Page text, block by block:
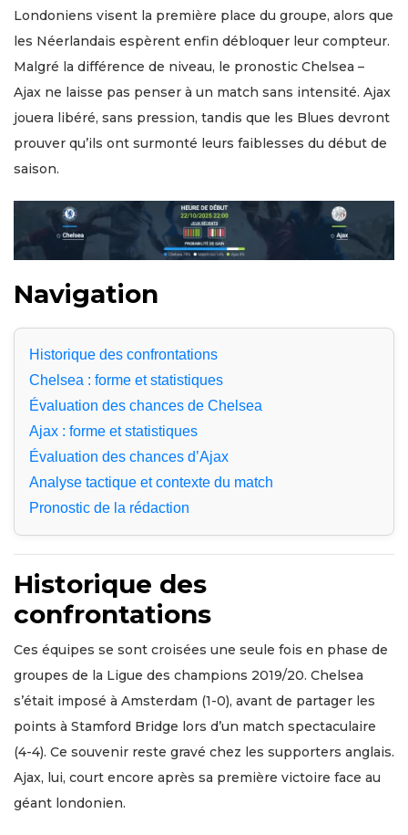
Londoniens visent la première place du groupe, alors que
les Néerlandais espèrent enfin débloquer leur compteur.
Malgré la différence de niveau, le pronostic Chelsea –
Ajax ne laisse pas penser à un match sans intensité. Ajax
jouera libéré, sans pression, tandis que les Blues devront
prouver qu’ils ont surmonté leurs faiblesses du début de
saison.
Navigation
Historique des confrontations
Chelsea : forme et statistiques
Évaluation des chances de Chelsea
Ajax : forme et statistiques
Évaluation des chances d’Ajax
Analyse tactique et contexte du match
Pronostic de la rédaction
Historique des
confrontations
Ces équipes se sont croisées une seule fois en phase de
groupes de la Ligue des champions 2019/20. Chelsea
s’était imposé à Amsterdam (1-0), avant de partager les
points à Stamford Bridge lors d’un match spectaculaire
(4-4). Ce souvenir reste gravé chez les supporters anglais.
Ajax, lui, court encore après sa première victoire face au
géant londonien.